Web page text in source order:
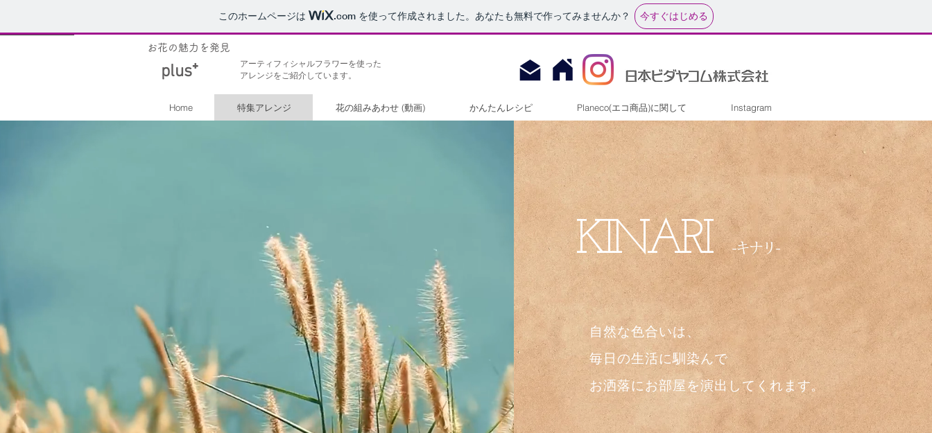
このホームページは .com を使って作成されました。あなたも無料で作ってみませんか？ 今すぐはじめる
お花の魅力を発見
​plus⁺ アーティフィシャルフラワーを使った
アレンジをご紹介しています。
Home 特集アレンジ 花の組みあわせ (動画) かんたんレシピ Planeco(エコ商品)に関して Instagram
KINARI -キナリ-
自然な色合いは、
毎日の生活に馴染んで
お洒落にお部屋を​演出してくれます。